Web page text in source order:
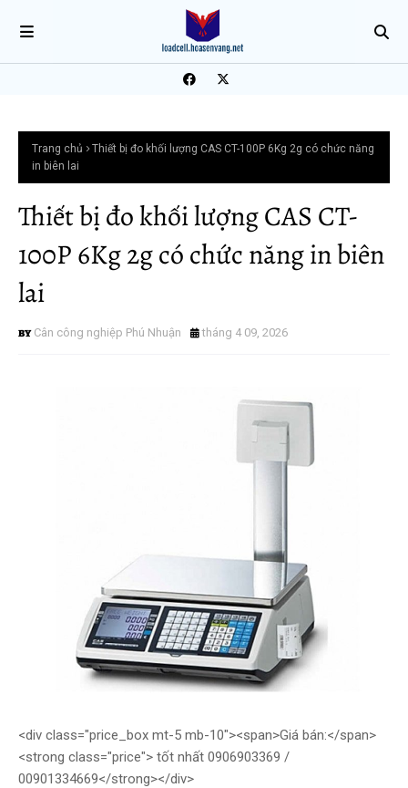
Trang chủ
Thiết bị đo khối lượng CAS CT-100P 6Kg 2g có chức năng
in biên lai
Thiết bị đo khối lượng CAS CT-
100P 6Kg 2g có chức năng in biên
lai
Cân công nghiệp Phú Nhuận tháng 4 09, 2026
<div class="price_box mt-5 mb-10"><span>Giá bán:</span>
<strong class="price"> tốt nhất 0906903369 /
00901334669</strong></div>